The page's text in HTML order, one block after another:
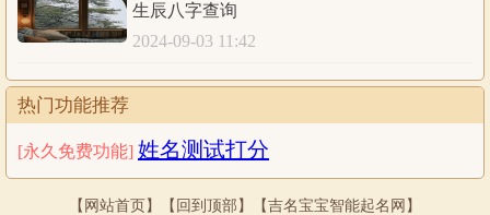
8. 未时（下午1点至3点）——土
精力渐渐恢复，适宜进行思考、计划和开展安静的工作。
9. 申时（下午3点至5点）——金
申时属于金的五行属性，代表锋利、明确和清晰。此时人们
生辰八字查询
2024-09-03 11:42
热门功能推荐
[永久免费功能] 姓名测试打分
【 网站首页】【 回到顶部】【吉名宝宝智能起名网】